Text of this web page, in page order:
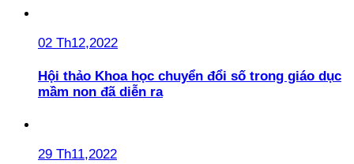
02 Th12,2022
Hội thảo Khoa học chuyển đổi số trong giáo dục
mầm non đã diễn ra
29 Th11,2022